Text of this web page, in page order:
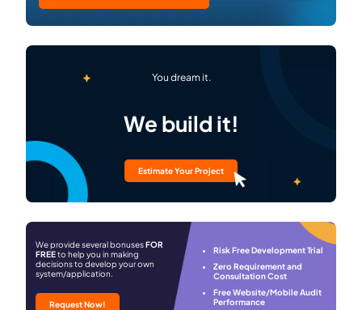
You dream it.
We build it!
Estimate Your Project
We provide several bonusesFOR
FREEto help you in making
decisions to develop your own
system/application.
Request Now!
Risk Free Development Trial
Zero Requirement and
Consultation Cost
Free Website/Mobile Audit
Performance